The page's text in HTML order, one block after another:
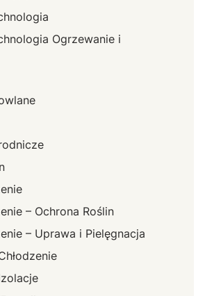
Ogrzewanie i
– Ochrona Roślin
– Uprawa i Pielęgnacja